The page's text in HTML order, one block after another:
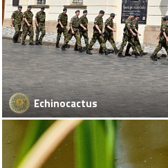
Echinocactus